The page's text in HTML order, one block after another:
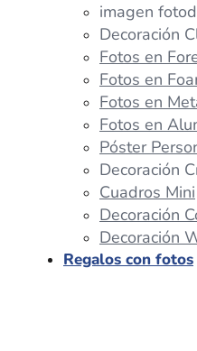
imagen
Decoración
Fotos en
Fotos en
Fotos en
Fotos en
Póster
Decoración
Cuadros Mini
Decoración
Decoración
Regalos con fotos